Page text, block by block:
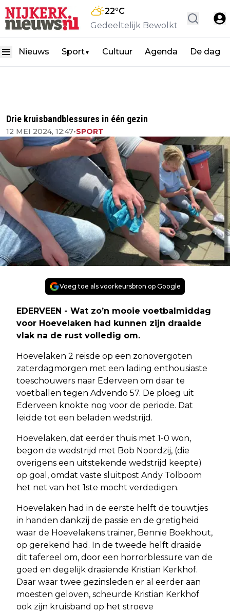
22°C
Gedeeltelijk Bewolkt
Nieuws Sport▼ Cultuur Agenda De dag
Drie kruisbandblessures in één gezin
12 MEI 2024, 12:47•SPORT
Voeg toe als voorkeursbron op Google
EDERVEEN - Wat zo’n mooie voetbalmiddag
voor Hoevelaken had kunnen zijn draaide
vlak na de rust volledig om.
Hoevelaken 2 reisde op een zonovergoten
zaterdagmorgen met een lading enthousiaste
toeschouwers naar Ederveen om daar te
voetballen tegen Advendo 57. De ploeg uit
Ederveen knokte nog voor de periode. Dat
leidde tot een beladen wedstrijd.
Hoevelaken, dat eerder thuis met 1-0 won,
begon de wedstrijd met Bob Noordzij, (die
overigens een uitstekende wedstrijd keepte)
op goal, omdat vaste sluitpost Andy Tolboom
het net van het 1ste mocht verdedigen.
Hoevelaken had in de eerste helft de touwtjes
in handen dankzij de passie en de gretigheid
waar de Hoevelakens trainer, Bennie Boekhout,
op gerekend had. In de tweede helft draaide
dit tafereel om, door een horrorblessure van de
goed en degelijk draaiende Kristian Kerkhof.
Daar waar twee gezinsleden er al eerder aan
moesten geloven, scheurde Kristian Kerkhof
ook zijn kruisband op het stroeve